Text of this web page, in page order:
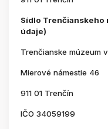
Sídlo Trenčianskeho
údaje)
Trenčianske múzeum
Mierové námestie 46
911 01 Trenčín
IČO 34059199